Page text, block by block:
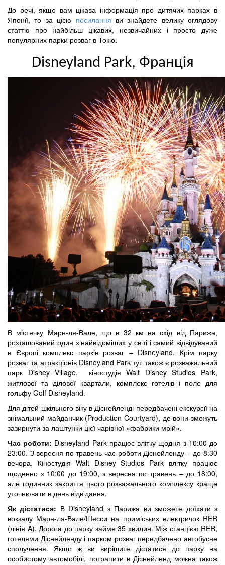
До речі, якщо вам цікава інформація про дитячих парках в
Японії, то за цією посилання ви знайдете велику оглядову
статтю про найбільш цікавих, незвичайних і просто дуже
популярних парки розваг в Токіо.
Disneyland Park, Франція
В містечку Марн-ля-Вале, що в 32 км на схід від Парижа,
розташований один з найвідоміших у світі і самий відвідуваний
в Європі комплекс парків розваг – Disneyland. Крім парку
розваг та атракціонів Disneyland Park тут також є розважальний
парк Disney Village, кіностудія Walt Disney Studios Park,
житлової та ділової квартали, комплекс готелів і поле для
гольфу Golf Disneyland.
Для дітей шкільного віку в Діснейленді передбачені екскурсії на
знімальний майданчик (Production Courtyard), де вони зможуть
зазирнути за лаштунки цієї чарівної «фабрики мрій».
Час роботи: Disneyland Park працює влітку щодня з 10:00 до
23:00. З вересня по травень час роботи Діснейленду – до 8:30
вечора. Кіностудія Walt Disney Studios Park влітку працює
щоденно з 10:00 до 19:00, з вересня по травень – до 18:00,
але годинник закриття цього розважального комплексу краще
уточнювати в день відвідання.
Як дістатися: В Disneyland з Парижа ви зможете доїхати з
вокзалу Марн-ля-Вале/Шесси на приміських електричок RER
(лінія A). Дорога до парку займе 35 хвилин. Між станцією RER,
готелями Діснейленду і парком розваг передбачено автобусне
сполучення. Якщо ж ви вирішите дістатися до парку на
особистому автомобілі, потрапити в Діснейленд можна також